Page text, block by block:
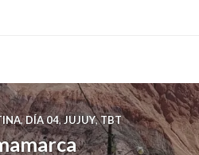
,DÍA 04,JUJUY,TBT